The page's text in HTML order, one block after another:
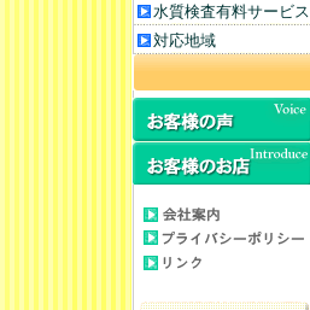
水質検査有料サービス
対応地域